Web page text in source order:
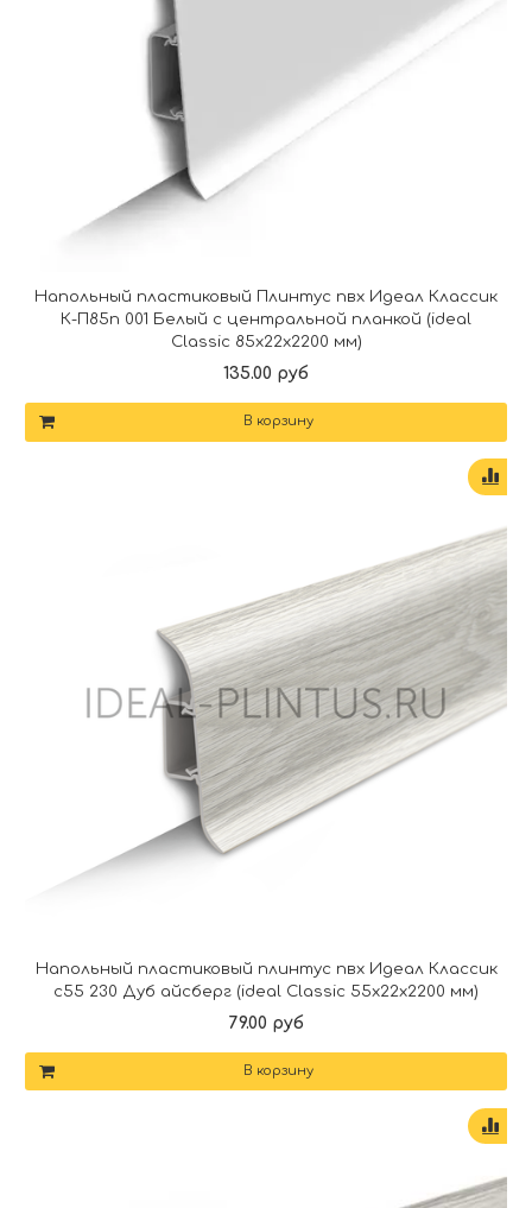
Напольный пластиковый Плинтус пвх Идеал Классик
К-П85п 001 Белый с центральной планкой (ideal
Classic 85х22х2200 мм)
135.00 руб
В корзину
Напольный пластиковый плинтус пвх Идеал Классик
c55 230 Дуб айсберг (ideal Classic 55х22х2200 мм)
79.00 руб
В корзину